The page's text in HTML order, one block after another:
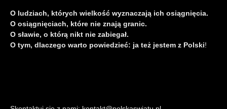
O ludziach, których wielkość wyznaczają ich osiągnięcia.
O osiągnięciach, które nie znają granic.
O sławie, o którą nikt nie zabiegał.
O tym, dlaczego warto powiedzieć: ja też jestem z Polski!